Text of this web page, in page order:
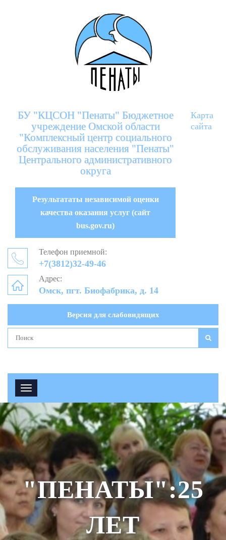
БУ "КЦСОН "Пенаты" Бюджетное
учреждение Омской области
"Комплексный центр социального
обслуживания населения "Пенаты"
Центрального административного
округа
Результататы независимой оценки
качества оказания услуг (сайт
bus.gov.ru)
Карта
сайта
Телефон приемной:
+7(3812)32-49-46
Адрес:
Омск, пгт. Биофабрика, д. 14
Версия для слабовидящих
"ПЕНАТЫ":25
ЛЕТ